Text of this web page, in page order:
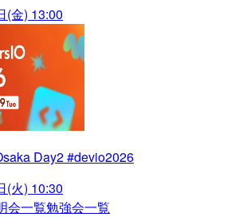
(金) 13:00
Day2 #devio2026
(火) 10:30
会一覧勉強会一覧